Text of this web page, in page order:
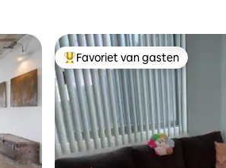
Topfavoriet van gasten
Favoriet van gasten